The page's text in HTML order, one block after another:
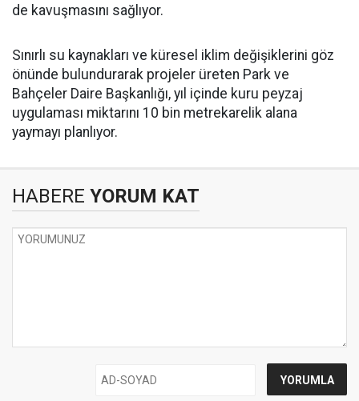
de kavuşmasını sağlıyor.
Sınırlı su kaynakları ve küresel iklim değişiklerini göz
önünde bulundurarak projeler üreten Park ve
Bahçeler Daire Başkanlığı, yıl içinde kuru peyzaj
uygulaması miktarını 10 bin metrekarelik alana
yaymayı planlıyor.
HABERE YORUM KAT